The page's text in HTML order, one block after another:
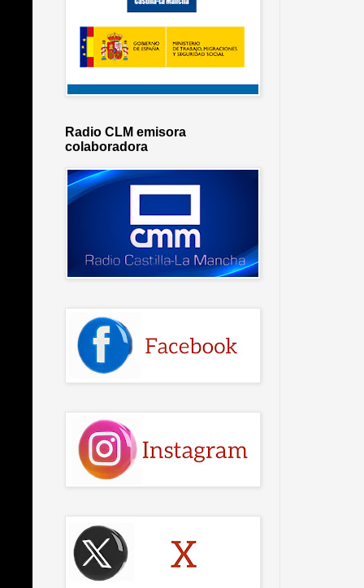
Radio CLM emisora
colaboradora